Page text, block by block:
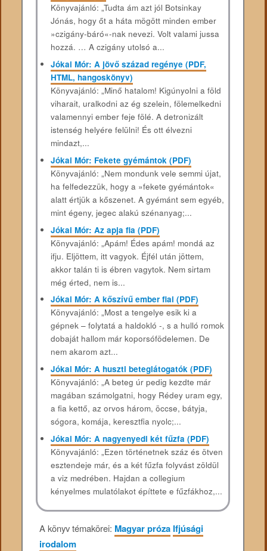
Könyvajánló: „Tudta ám azt jól Botsinkay
Jónás, hogy őt a háta mögött minden ember
»czigány-báró«-nak nevezi. Volt valami jussa
hozzá. … A czigány utolsó a...
Jókai Mór: A jövő század regénye (PDF,
HTML, hangoskönyv)
Könyvajánló: „Minő hatalom! Kigúnyolni a föld
viharait, uralkodni az ég szelein, fölemelkedni
valamennyi ember feje fölé. A detronizált
istenség helyére felülni! És ott élvezni
mindazt,...
Jókai Mór: Fekete gyémántok (PDF)
Könyvajánló: „Nem mondunk vele semmi újat,
ha felfedezzük, hogy a »fekete gyémántok«
alatt értjük a kőszenet. A gyémánt sem egyéb,
mint égeny, jegec alakú szénanyag;...
Jókai Mór: Az apja fia (PDF)
Könyvajánló: „Apám! Édes apám! mondá az
ifju. Eljöttem, itt vagyok. Éjfél után jöttem,
akkor talán ti is ébren vagytok. Nem sirtam
még érted, nem is...
Jókai Mór: A kőszívű ember fiai (PDF)
Könyvajánló: „Most a tengelye esik ki a
gépnek – folytatá a haldokló -, s a hulló romok
dobaját hallom már koporsófödelemen. De
nem akarom azt...
Jókai Mór: A huszti beteglátogatók (PDF)
Könyvajánló: „A beteg úr pedig kezdte már
magában számolgatni, hogy Rédey uram egy,
a fia kettő, az orvos három, öccse, bátyja,
sógora, komája, keresztfia nyolc;...
Jókai Mór: A nagyenyedi két fűzfa (PDF)
Könyvajánló: „Ezen történetnek száz és ötven
esztendeje már, és a két fűzfa folyvást zöldül
a viz medrében. Hajdan a collegium
kényelmes mulatólakot építtete e fűzfákhoz,...
A könyv témakörei: Magyar próza Ifjúsági
irodalom